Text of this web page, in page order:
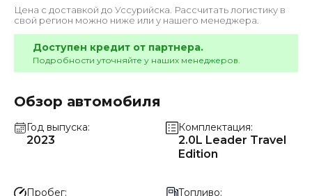
Цена с доставкой до Уссурийска . Рассчитать логистику в
свой регион можно ниже или у нашего менеджера.
Доступен кредит от партнера.
Подробности уточняйте у наших менеджеров.
Обзор автомобиля
Год выпуска
2023
Комплектация
2.0L Leader Travel
Edition
Пробег Топливо